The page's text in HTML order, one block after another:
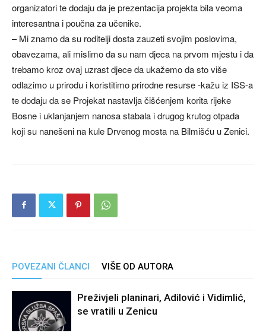
organizatori te dodaju da je prezentacija projekta bila veoma
interesantna i poučna za učenike.
– Mi znamo da su roditelji dosta zauzeti svojim poslovima,
obavezama, ali mislimo da su nam djeca na prvom mjestu i da
trebamo kroz ovaj uzrast djece da ukažemo da sto više
odlazimo u prirodu i koristitimo prirodne resurse -kažu iz ISS-a
te dodaju da se Projekat nastavlja čišćenjem korita rijeke
Bosne i uklanjanjem nanosa stabala i drugog krutog otpada
koji su nanešeni na kule Drvenog mosta na Bilmišću u Zenici.
POVEZANI ČLANCI VIŠE OD AUTORA
Preživjeli planinari, Adilović i Vidimlić,
se vratili u Zenicu